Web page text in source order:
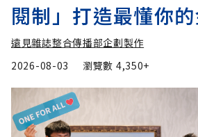
閱制」打造最懂你
遠見雜誌整合傳播部企劃製作
2026-08-03
瀏覽數 4,350+